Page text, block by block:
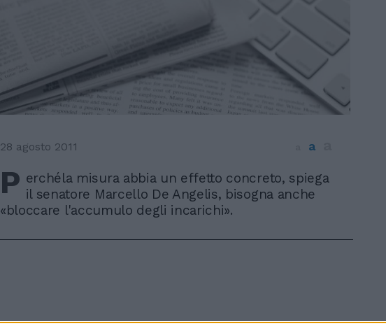
28 agosto 2011 a
P erchéla misura abbia un effetto concreto, spiega
il senatore Marcello De Angelis, bisogna anche
«bloccare l'accumulo degli incarichi».